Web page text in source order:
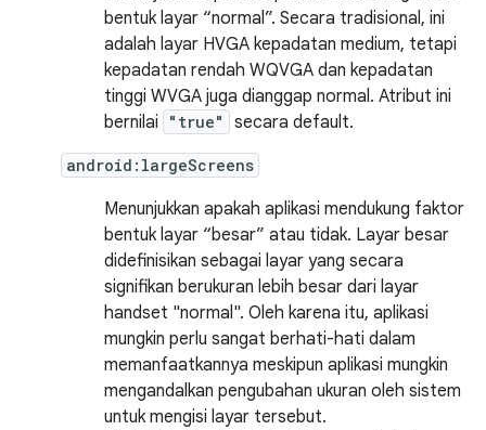
bentuk layar “normal”. Secara tradisional, ini
adalah layar HVGA kepadatan medium, tetapi
kepadatan rendah WQVGA dan kepadatan
tinggi WVGA juga dianggap normal. Atribut ini
bernilai
"true" secara default.
android:largeScreens
Menunjukkan apakah aplikasi mendukung faktor
bentuk layar “besar” atau tidak. Layar besar
didefinisikan sebagai layar yang secara
signifikan berukuran lebih besar dari layar
handset "normal". Oleh karena itu, aplikasi
mungkin perlu sangat berhati-hati dalam
memanfaatkannya meskipun aplikasi mungkin
mengandalkan pengubahan ukuran oleh sistem
untuk mengisi layar tersebut.